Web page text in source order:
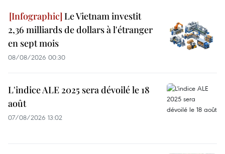
Le Vietnam investit
2,36 milliards de dollars à l'étranger
en sept mois
08/08/2026 00:30
L'indice ALE 2025 sera dévoilé le 18
août
07/08/2026 13:02